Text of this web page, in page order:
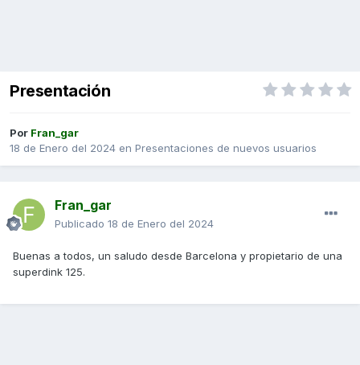
Presentación
Por Fran_gar
18 de Enero del 2024 en Presentaciones de nuevos usuarios
Fran_gar
Publicado 18 de Enero del 2024
Buenas a todos, un saludo desde Barcelona y propietario de una
superdink 125.